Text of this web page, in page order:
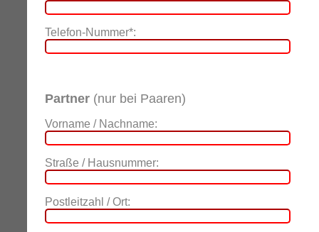
Telefon-Nummer*:
Partner (nur bei Paaren)
Vorname / Nachname:
Straße / Hausnummer:
Postleitzahl / Ort: